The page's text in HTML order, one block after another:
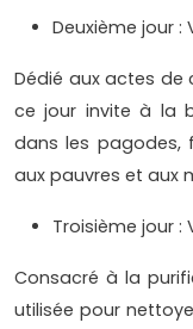
Deuxième jour :
Dédié aux actes
ce jour invite à la
dans les pagodes,
aux pauvres et aux
Troisième jour :
Consacré à la
utilisée pour